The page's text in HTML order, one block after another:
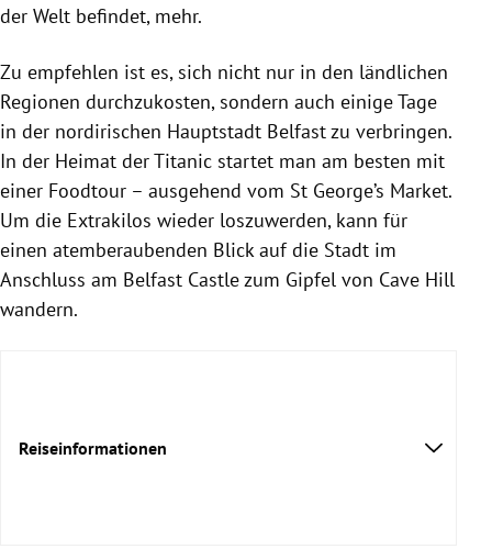
der Welt befindet, mehr.
Zu empfehlen ist es, sich nicht nur in den ländlichen
Regionen durchzukosten, sondern auch einige Tage
in der nordirischen Hauptstadt Belfast zu verbringen.
In der Heimat der Titanic startet man am besten mit
einer Foodtour – ausgehend vom St George’s Market.
Um die Extrakilos wieder loszuwerden, kann für
einen atemberaubenden Blick auf die Stadt im
Anschluss am Belfast Castle zum Gipfel von Cave Hill
wandern.
Reiseinformationen